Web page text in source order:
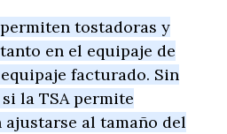
tostadoras y
en el equipaje de
facturado. Sin
la TSA permite
ajustarse al tamaño del